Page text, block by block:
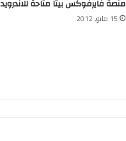
منصة فايرفوكس بيتا متاحة للاندرويد
15 مايو, 2012